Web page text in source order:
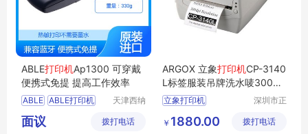
ABLE打印机Ap1300 可穿戴
便携式免提 提高工作效率
ABLE ABLE打印机
打印机
天津西纳
有限公司
面议 拨打电话
ARGOX 立象打印机CP-3140
L标签服装吊牌洗水唛300dp
i立象打印机
条码打印机 CP
深圳市正
有限公司
￥ 1880.00 拨打电话